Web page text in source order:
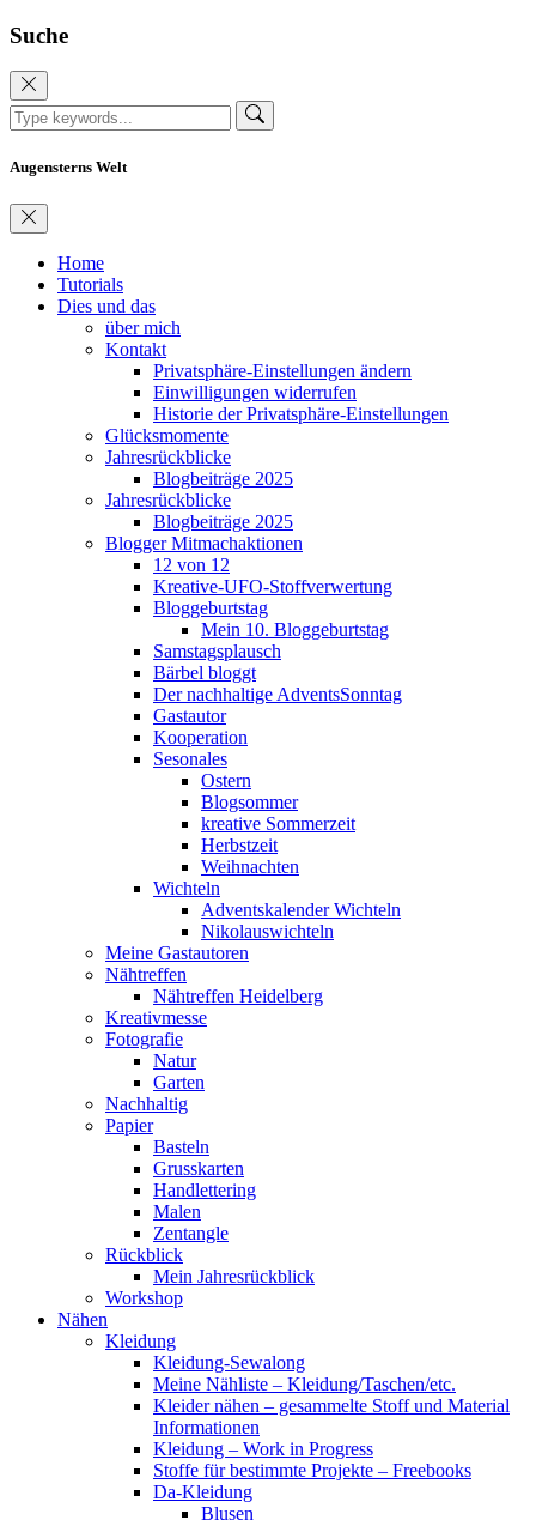
Suche
Augensterns Welt
Home
Tutorials
Dies und das
über mich
Kontakt
Privatsphäre-Einstellungen ändern
Einwilligungen widerrufen
Historie der Privatsphäre-Einstellungen
Glücksmomente
Jahresrückblicke
Blogbeiträge 2025
Jahresrückblicke
Blogbeiträge 2025
Blogger Mitmachaktionen
12 von 12
Kreative-UFO-Stoffverwertung
Bloggeburtstag
Mein 10. Bloggeburtstag
Samstagsplausch
Bärbel bloggt
Der nachhaltige AdventsSonntag
Gastautor
Kooperation
Sesonales
Ostern
Blogsommer
kreative Sommerzeit
Herbstzeit
Weihnachten
Wichteln
Adventskalender Wichteln
Nikolauswichteln
Meine Gastautoren
Nähtreffen
Nähtreffen Heidelberg
Kreativmesse
Fotografie
Natur
Garten
Nachhaltig
Papier
Basteln
Grusskarten
Handlettering
Malen
Zentangle
Rückblick
Mein Jahresrückblick
Workshop
Nähen
Kleidung
Kleidung-Sewalong
Meine Nähliste – Kleidung/Taschen/etc.
Kleider nähen – gesammelte Stoff und Material
Informationen
Kleidung – Work in Progress
Stoffe für bestimmte Projekte – Freebooks
Da-Kleidung
Blusen